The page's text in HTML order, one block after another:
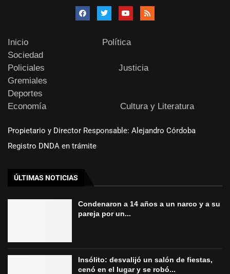
Inicio
Política
Sociedad
Policiales
Justicia
Gremiales
Deportes
Economía
Cultura y Literatura
Propietario y Director Responsable: Alejandro Córdoba
Registro DNDA en trámite
ÚLTIMAS NOTICIAS
Condenaron a 14 años a un narco y a su
pareja por un...
Insólito: desvalijó un salón de fiestas,
cenó en el lugar y se robó...